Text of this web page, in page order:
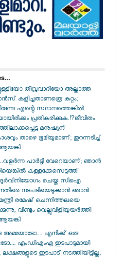
തീവ്രവാദിയോ അല്ലാത്ത
കളിച്ചതാണത്രെ കുറ്റം;
എന്റെ സ്ഥാനത്തെങ്കിൽ
പ്രതികരിക്കുക.!?ജീവിതം
മനുഷ്യന്
താഴെ ഭൂമിയുമാണ്; തുറന്നടിച്ച്
പാർട്ടി വേറെയാണ്; ഞാൻ
കള്ളക്കേസെടുത്ത്
ചെയ്ത സിഐ
നടപടിയെടുക്കാൻ ഞാൻ
രമേഷ് ചെന്നിത്തലയെ
വീണ്ടും വെല്ലുവിളിയുയർത്തി
എനിക്ക് ഒരു
എംഡിഎംഎ ഇടപാടുമായി
ഇടപാട് നടത്തിയിട്ടില്ല;